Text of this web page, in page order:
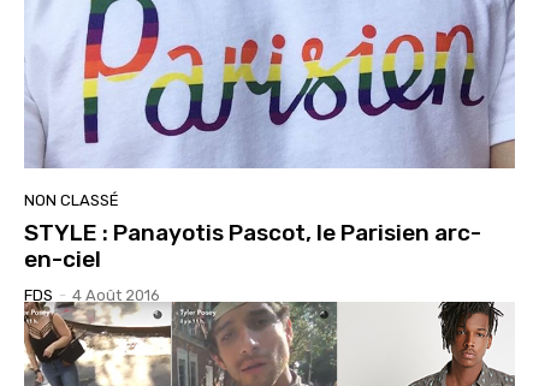
NON CLASSÉ
STYLE : Panayotis Pascot, le Parisien arc-
en-ciel
FDS - 4 Août 2016